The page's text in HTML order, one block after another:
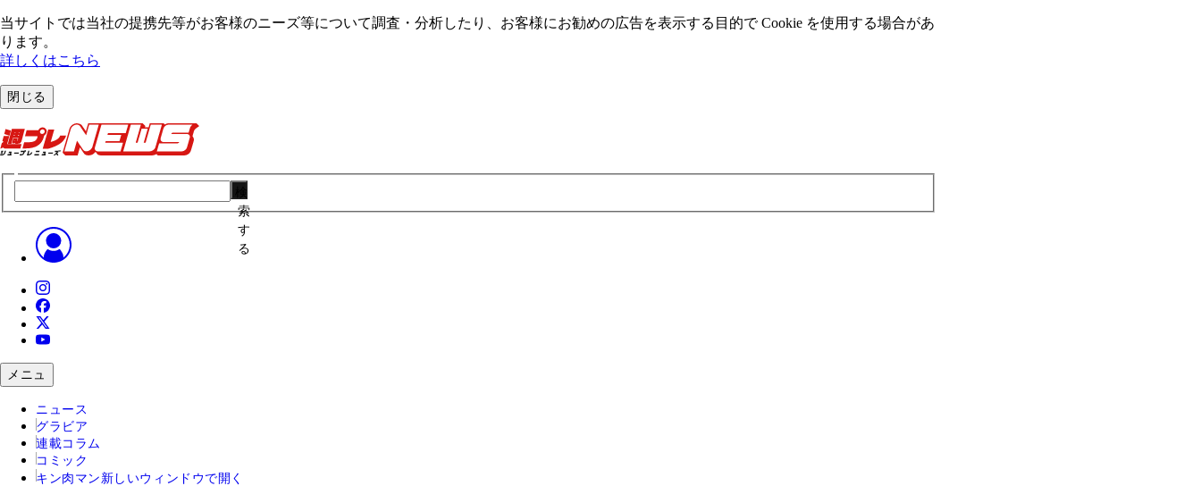
当サイトでは当社の提携先等がお客様のニーズ等について調査・分析したり、お客様にお勧めの広告を表⽰する⽬的で Cookie を使⽤する場合があ
ります。
詳しくはこちら
閉じる
索
す
る
メニュ
ニュース
グラビア
連載コラム
コミック
キン肉マン 新しいウィンドウで開く